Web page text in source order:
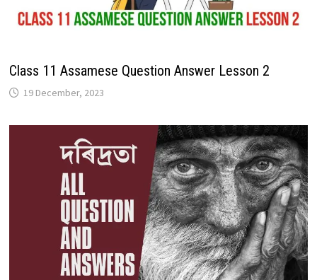
Class 11 Assamese Question Answer Lesson 2
19 December, 2023